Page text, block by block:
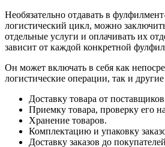
Необязательно отдавать в
логистический цикл, можно
отдельные услуги и оплачивать их
зависит от каждой конкретной
Он может включать в себя как
логистические операции, так и
Доставку товара от
Приемку товара, проверку его
Хранение товаров.
Комплектацию и упаковку
Доставку заказов до